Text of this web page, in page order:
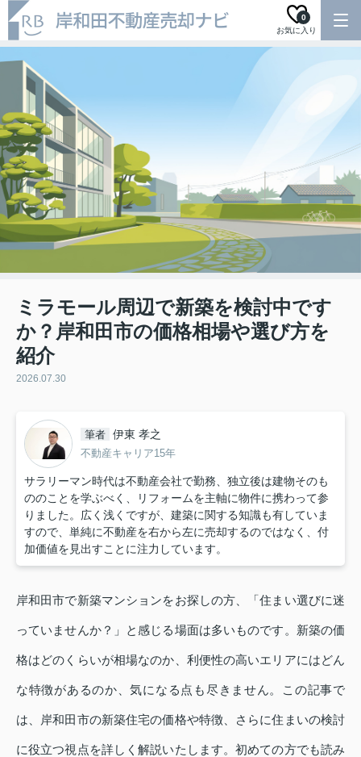
お気に入り
0
ミラモール周辺で新築を検討中です
か？岸和田市の価格相場や選び方を
紹介
2026.07.30
筆者 伊東 孝之
不動産キャリア15年
サラリーマン時代は不動産会社で勤務、独立後は建物そのも
ののことを学ぶべく、リフォームを主軸に物件に携わって参
りました。広く浅くですが、建築に関する知識も有していま
すので、単純に不動産を右から左に売却するのではなく、付
加価値を見出すことに注力しています。
岸和田市で新築マンションをお探しの方、「住まい選びに迷
っていませんか？」と感じる場面は多いものです。新築の価
格はどのくらいが相場なのか、利便性の高いエリアにはどん
な特徴があるのか、気になる点も尽きません。この記事で
は、岸和田市の新築住宅の価格や特徴、さらに住まいの検討
に役立つ視点を詳しく解説いたします。初めての方でも読み